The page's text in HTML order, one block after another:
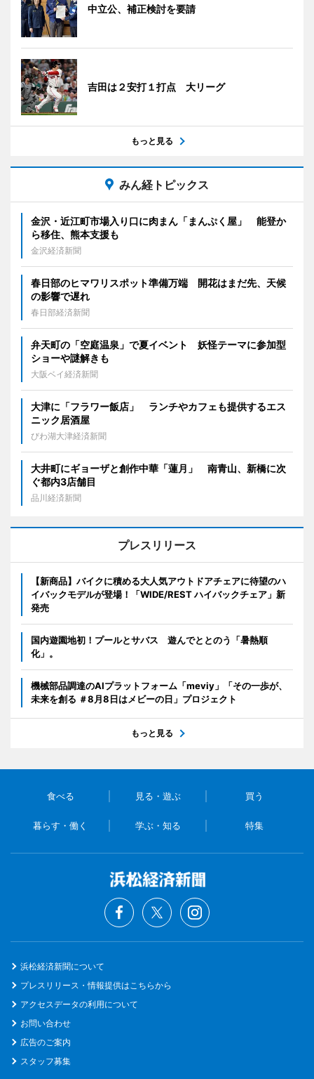
中立公、補正検討を要請
吉田は２安打１打点 大リーグ
もっと見る
みん経トピックス
金沢・近江町市場入り口に肉まん「まんぷく屋」 能登か
ら移住、熊本支援も
金沢経済新聞
春日部のヒマワリスポット準備万端 開花はまだ先、天候
の影響で遅れ
春日部経済新聞
弁天町の「空庭温泉」で夏イベント 妖怪テーマに参加型
ショーや謎解きも
大阪ベイ経済新聞
大津に「フラワー飯店」 ランチやカフェも提供するエス
ニック居酒屋
びわ湖大津経済新聞
大井町にギョーザと創作中華「蓮月」 南青山、新橋に次
ぐ都内3店舗目
品川経済新聞
プレスリリース
【新商品】バイクに積める大人気アウトドアチェアに待望のハ
イバックモデルが登場！「WIDE/REST ハイバックチェア」新
発売
国内遊園地初！プールとサバス 遊んでととのう「暑熱順
化」。
機械部品調達のAIプラットフォーム「meviy」「その一歩が、
未来を創る ＃8月8日はメビーの日」プロジェクト
もっと見る
食べる 見る・遊ぶ 買う
暮らす・働く 学ぶ・知る 特集
浜松経済新聞について
プレスリリース・情報提供はこちらから
アクセスデータの利用について
お問い合わせ
広告のご案内
スタッフ募集